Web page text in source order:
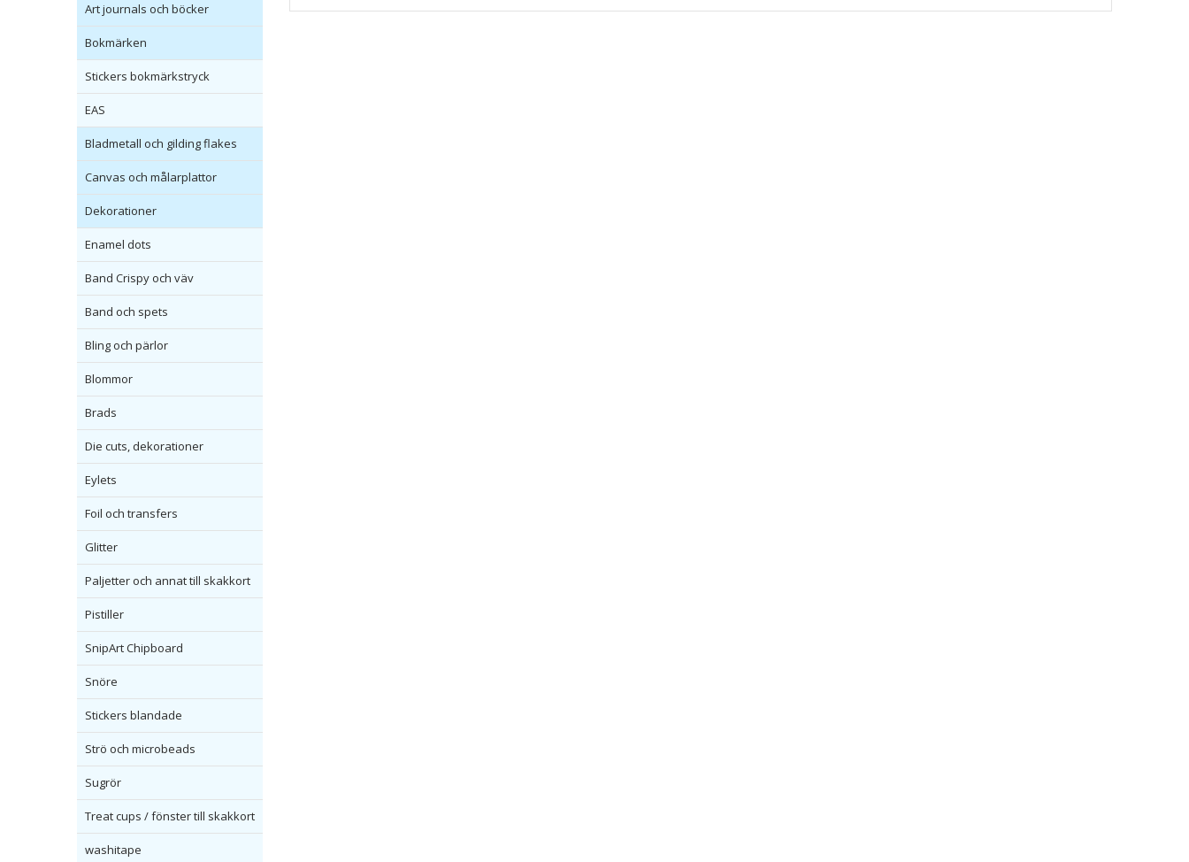
Art journals och böcker
Bokmärken
Stickers bokmärkstryck
EAS
Bladmetall och gilding flakes
Canvas och målarplattor
Dekorationer
Enamel dots
Band Crispy och väv
Band och spets
Bling och pärlor
Blommor
Brads
Die cuts, dekorationer
Eylets
Foil och transfers
Glitter
Paljetter och annat till skakkort
Pistiller
SnipArt Chipboard
Snöre
Stickers blandade
Strö och microbeads
Sugrör
Treat cups / fönster till skakkort
washitape